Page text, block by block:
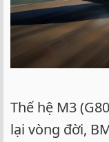
Thế hệ M3
lại vòng đời,